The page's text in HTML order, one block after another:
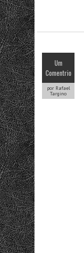
Um
Comentrio
por Rafael
Targino